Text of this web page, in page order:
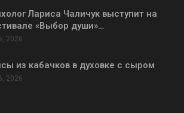
Лариса Чаличук выступит на
«Выбор души»…
2026
из кабачков в духовке с сыром
2026